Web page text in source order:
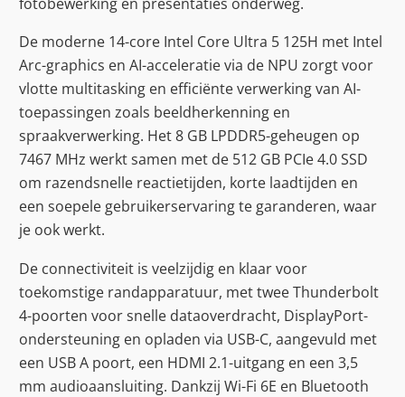
De moderne 14-core Intel Core Ultra 5 125H met Intel
Arc-graphics en AI-acceleratie via de NPU zorgt voor
vlotte multitasking en efficiënte verwerking van AI-
toepassingen zoals beeldherkenning en
spraakverwerking. Het 8 GB LPDDR5-geheugen op
7467 MHz werkt samen met de 512 GB PCIe 4.0 SSD
om razendsnelle reactietijden, korte laadtijden en
een soepele gebruikerservaring te garanderen, waar
je ook werkt.
De connectiviteit is veelzijdig en klaar voor
toekomstige randapparatuur, met twee Thunderbolt
4-poorten voor snelle dataoverdracht, DisplayPort-
ondersteuning en opladen via USB-C, aangevuld met
een USB A poort, een HDMI 2.1-uitgang en een 3,5
mm audioaansluiting. Dankzij Wi-Fi 6E en Bluetooth